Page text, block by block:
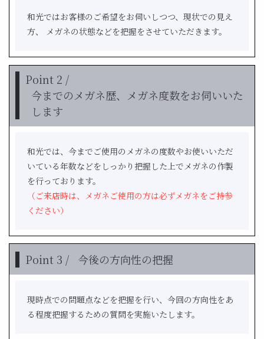
和光ではお客様のご希望をお伺いしつつ、現状での見え
方、 メガネの状態などを把握をさせていただきます。
Point 2 /
今までのメガネ歴、メガネ度数をお伺いいた
します
和光では、今までご使用のメガネの度数やお使いいただ
いている年数などをしっかり把握した上でメガネの作製
を行っております。
（ご来店時は、メガネご使用の方は必ずメガネをご持参
ください）
Point 3 / 今後の方向性の把握
現時点での問題点などを把握を行い、今回の方向性をあ
る程度把握するための質問を実施いたします。